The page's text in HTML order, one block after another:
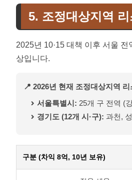
5. 조정대상지역
2025년 10·15 대책 이후 서울
상입니다.
📍 2026년 현재 조정대상지역 리
서울특별시: 25개 구 전역 (
경기도 (12개 시·구): 과천,
구분 (차익 8억, 10년 보유)